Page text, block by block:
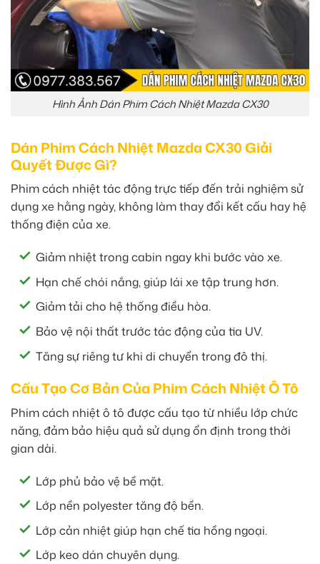
Hình Ảnh Dán Phim Cách Nhiệt Mazda CX30
Dán Phim Cách Nhiệt Mazda CX30 Giải
Quyết Được Gì?
Phim cách nhiệt tác động trực tiếp đến trải nghiệm sử
dụng xe hằng ngày, không làm thay đổi kết cấu hay hệ
thống điện của xe.
Giảm nhiệt trong cabin ngay khi bước vào xe.
Hạn chế chói nắng, giúp lái xe tập trung hơn.
Giảm tải cho hệ thống điều hòa.
Bảo vệ nội thất trước tác động của tia UV.
Tăng sự riêng tư khi di chuyển trong đô thị.
Cấu Tạo Cơ Bản Của Phim Cách Nhiệt Ô Tô
Phim cách nhiệt ô tô được cấu tạo từ nhiều lớp chức
năng, đảm bảo hiệu quả sử dụng ổn định trong thời
gian dài.
Lớp phủ bảo vệ bề mặt.
Lớp nền polyester tăng độ bền.
Lớp cản nhiệt giúp hạn chế tia hồng ngoại.
Lớp keo dán chuyên dụng.